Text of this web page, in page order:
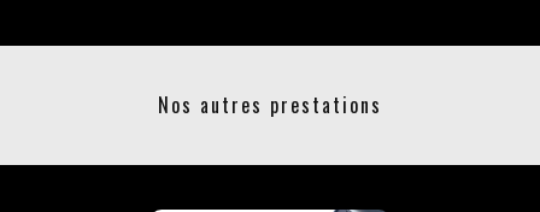
Nos autres prestations